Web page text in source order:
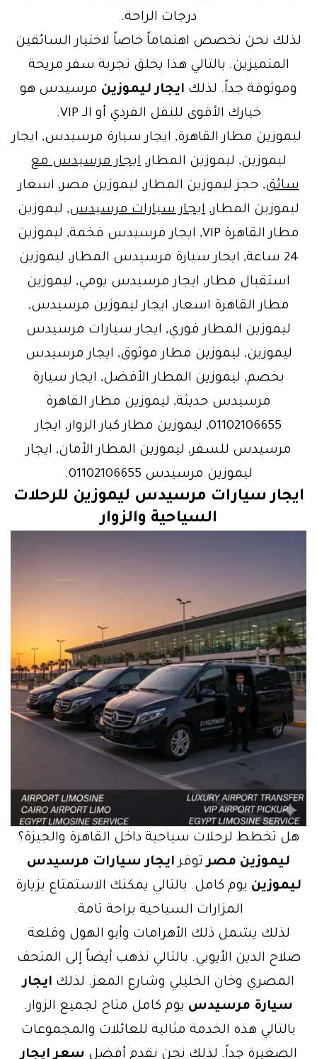
درجات الراحة.
لذلك نحن نخصص اهتماماً خاصاً لاختيار السائقين
المتميزين. بالتالي هذا يخلق تجربة سفر مريحة
وموثوقة جداً. لذلك ايجار ليموزين مرسيدس هو
خيارك الأقوى للنقل الفردي أو الـ VIP.
ليموزين مطار القاهرة, ايجار سيارة مرسيدس, ايجار
ليموزين, ليموزين المطار, ايجار مرسيدس مع
سائق, حجز ليموزين المطار, ليموزين مصر, اسعار
ليموزين المطار, ايجار سيارات مرسيدس, ليموزين
مطار القاهرة VIP, ايجار مرسيدس فخمة, ليموزين
24 ساعة, ايجار سيارة مرسيدس المطار, ليموزين
استقبال مطار, ايجار مرسيدس يومي, ليموزين
مطار القاهرة اسعار, ايجار ليموزين مرسيدس,
ليموزين المطار فوري, ايجار سيارات مرسيدس
ليموزين, ليموزين مطار موثوق, ايجار مرسيدس
بخصم, ليموزين المطار الأفضل, ايجار سيارة
مرسيدس حديثة, ليموزين مطار القاهرة
01102106655, ليموزين مطار كبار الزوار, ايجار
مرسيدس للسفر, ليموزين المطار الأمان, ايجار
ليموزين مرسيدس 01102106655.
ايجار سيارات مرسيدس ليموزين للرحلات
السياحية والزوار
هل تخطط لرحلات سياحية داخل القاهرة والجيزة؟
ليموزين مصرتوفرايجار سيارات مرسيدس
ليموزين يوم كامل. بالتالي يمكنك الاستمتاع بزيارة
المزارات السياحية براحة تامة.
لذلك يشمل ذلك الأهرامات وأبو الهول وقلعة
صلاح الدين الأيوبي. بالتالي نذهب أيضاً إلى المتحف
المصري وخان الخليلي وشارع المعز. لذلك ايجار
سيارة مرسيدس يوم كامل متاح لجميع الزوار.
بالتالي هذه الخدمة مثالية للعائلات والمجموعات
الصغيرة جداً. لذلك نحن نقدم أفضل سعر ايجار